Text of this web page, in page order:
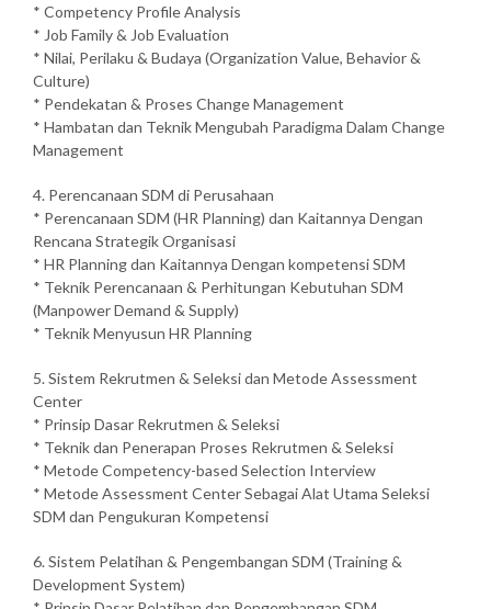
* Competency Profile Analysis
* Job Family & Job Evaluation
* Nilai, Perilaku & Budaya (Organization Value, Behavior &
Culture)
* Pendekatan & Proses Change Management
* Hambatan dan Teknik Mengubah Paradigma Dalam Change
Management
4. Perencanaan SDM di Perusahaan
* Perencanaan SDM (HR Planning) dan Kaitannya Dengan
Rencana Strategik Organisasi
* HR Planning dan Kaitannya Dengan kompetensi SDM
* Teknik Perencanaan & Perhitungan Kebutuhan SDM
(Manpower Demand & Supply)
* Teknik Menyusun HR Planning
5. Sistem Rekrutmen & Seleksi dan Metode Assessment
Center
* Prinsip Dasar Rekrutmen & Seleksi
* Teknik dan Penerapan Proses Rekrutmen & Seleksi
* Metode Competency-based Selection Interview
* Metode Assessment Center Sebagai Alat Utama Seleksi
SDM dan Pengukuran Kompetensi
6. Sistem Pelatihan & Pengembangan SDM (Training &
Development System)